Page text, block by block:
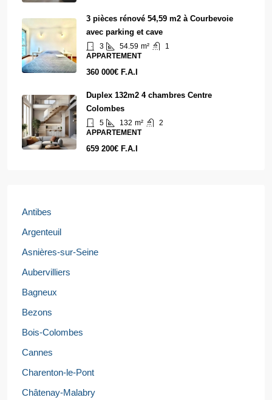
3 pièces rénové 54,59 m2 à Courbevoie
avec parking et cave
3 54.59 m²
1
APPARTEMENT
360 000€ F.A.I
Duplex 132m2 4 chambres Centre
Colombes
5 132 m²
2
APPARTEMENT
659 200€ F.A.I
Antibes
Argenteuil
Asnières-sur-Seine
Aubervilliers
Bagneux
Bezons
Bois-Colombes
Cannes
Charenton-le-Pont
Châtenay-Malabry